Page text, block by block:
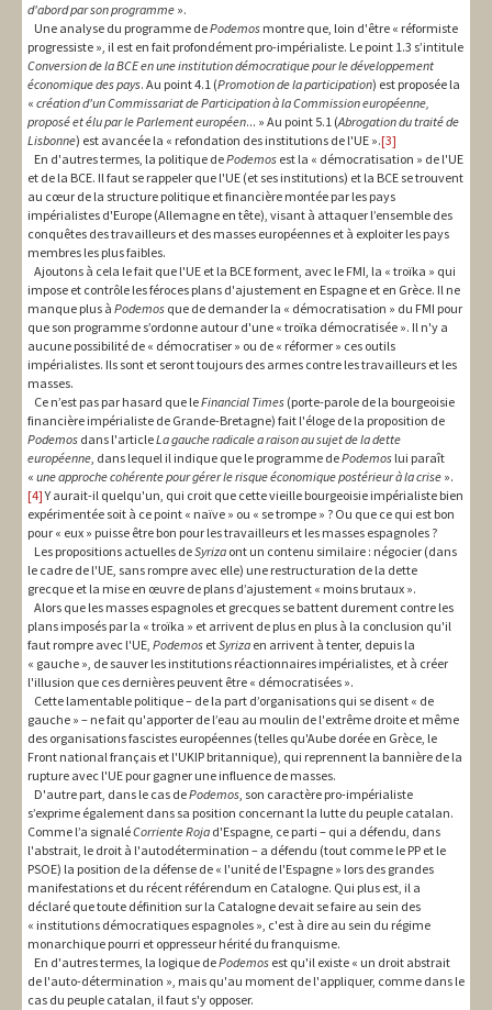
d'abord par son programme ».
Une analyse du programme dePodemos montre que, loin d'être « réformiste
progressiste », il est en fait profondément pro-impérialiste. Le point 1.3 s’intitule
Conversionde la BCE en une institution démocratique pour le développement
économique des pays. Au point 4.1 (Promotion de la participation) est proposée la
« création d'un Commissariat de Participation à la Commission européenne,
proposé et élu par le Parlement européen... » Au point 5.1 (Abrogationdu traité de
Lisbonne) est avancée la « refondation des institutions de l'UE ».[3]
En d'autres termes, la politique dePodemos est la « démocratisation » de l'UE
et de la BCE. Il faut se rappeler que l'UE (et ses institutions) et la BCE se trouvent
au cœur de la structure politique et financière montée par les pays
impérialistes d'Europe (Allemagne en tête), visant à attaquer l’ensemble des
conquêtes des travailleurs et des masses européennes et à exploiter les pays
membres les plus faibles.
Ajoutons à cela le fait que l'UE et la BCE forment, avec le FMI, la « troïka » qui
impose et contrôle les féroces plans d'ajustement en Espagne et en Grèce. Il ne
manque plus à Podemos que de demander la « démocratisation » du FMI pour
que son programme s’ordonne autour d'une « troïka démocratisée ». Il n'y a
aucune possibilité de « démocratiser » ou de « réformer » ces outils
impérialistes. Ils sont et seront toujours des armes contre les travailleurs et les
masses.
Ce n’est pas par hasard que leFinancial Times (porte-parole de la bourgeoisie
financière impérialiste de Grande-Bretagne) fait l'éloge de la proposition de
Podemos dans l'articleLa gauche radicale a raison au sujet de la dette
européenne, dans lequel il indique que le programme dePodemos lui paraît
« une approche cohérente pour gérer le risque économique postérieur à la crise ».
[4]Y aurait-il quelqu'un, qui croit que cette vieille bourgeoisie impérialiste bien
expérimentée soit à ce point « naïve » ou « se trompe » ? Ou que ce qui est bon
pour « eux » puisse être bon pour les travailleurs et les masses espagnoles ?
Les propositions actuelles deSyriza ont un contenu similaire : négocier (dans
le cadre de l'UE, sans rompre avec elle) une restructuration de la dette
grecque et la mise en œuvre de plans d’ajustement « moins brutaux ».
Alors que les masses espagnoles et grecques se battent durement contre les
plans imposés par la « troïka » et arrivent de plus en plus à la conclusion qu'il
faut rompre avec l'UE, Podemos etSyriza en arrivent à tenter, depuis la
« gauche », de sauver les institutions réactionnaires impérialistes, et à créer
l'illusion que ces dernières peuvent être « démocratisées ».
Cette lamentable politique – de la part d’organisations qui se disent « de
gauche » – ne fait qu'apporter de l’eau au moulin de l'extrême droite et même
des organisations fascistes européennes (telles qu'Aube dorée en Grèce, le
Front national français et l'UKIP britannique), qui reprennent la bannière de la
rupture avec l'UE pour gagner une influence de masses.
D'autre part, dans le cas dePodemos, son caractère pro-impérialiste
s’exprime également dans sa position concernant la lutte du peuple catalan.
Comme l’a signaléCorriente Roja d'Espagne, ce parti – qui a défendu, dans
l'abstrait, le droit à l'autodétermination – a défendu (tout comme le PP et le
PSOE) la position de la défense de « l'unité de l'Espagne » lors des grandes
manifestations et du récent référendum en Catalogne. Qui plus est, il a
déclaré que toute définition sur la Catalogne devait se faire au sein des
« institutions démocratiques espagnoles », c'est à dire au sein du régime
monarchique pourri et oppresseur hérité du franquisme.
En d'autres termes, la logique dePodemos est qu'il existe « un droit abstrait
de l'auto-détermination », mais qu'au moment de l'appliquer, comme dans le
cas du peuple catalan, il faut s'y opposer.